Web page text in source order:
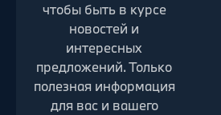
чтобы быть в курсе
новостей и
интересных
предложений. Только
полезная информация
для вас и вашего